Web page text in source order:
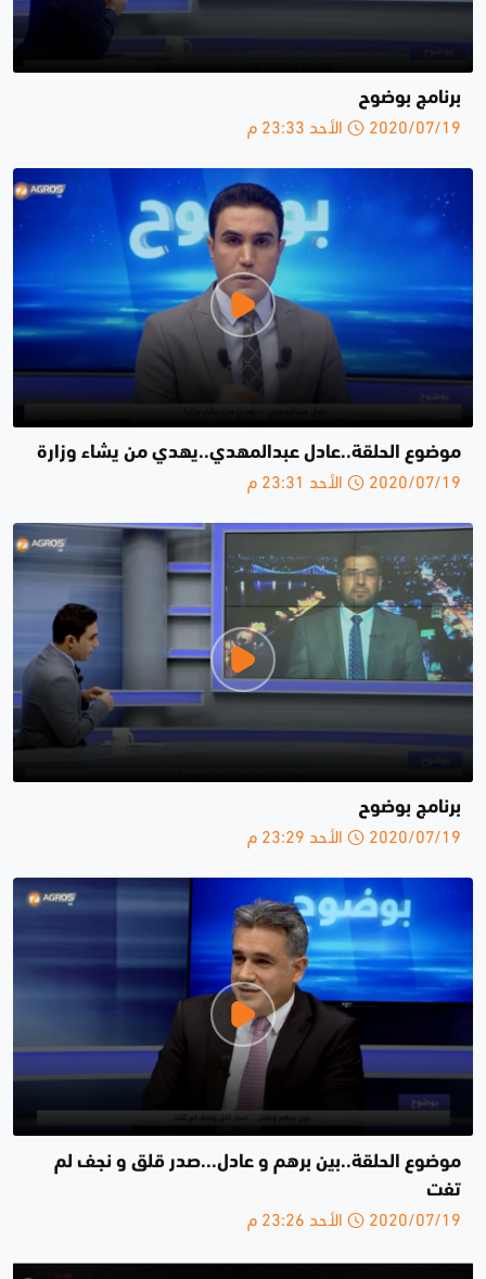
برنامج بوضوح
2020/07/19 الأحد 23:33 م
موضوع الحلقة..عادل عبدالمهدي..يهدي من يشاء وزارة
2020/07/19 الأحد 23:31 م
برنامج بوضوح
2020/07/19 الأحد 23:29 م
موضوع الحلقة..بين برهم و عادل...صدر قلق و نجف لم
تفت
2020/07/19 الأحد 23:26 م